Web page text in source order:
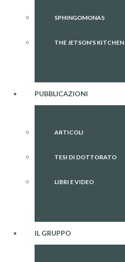
SPHINGOMONAS
THE JETSON'S KITCHEN
PUBBLICAZIONI
ARTICOLI
TESI DI DOTTORATO
LIBRI E VIDEO
IL GRUPPO